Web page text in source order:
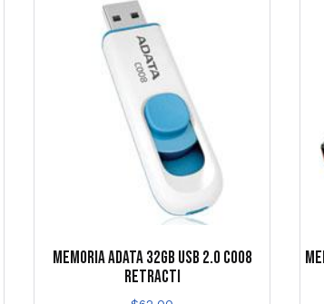
MEMORIA ADATA 32GB USB 2.0 C008
RETRACTI